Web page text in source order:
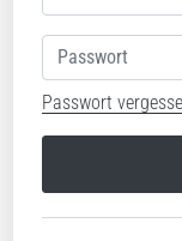
Passwort
Passwort